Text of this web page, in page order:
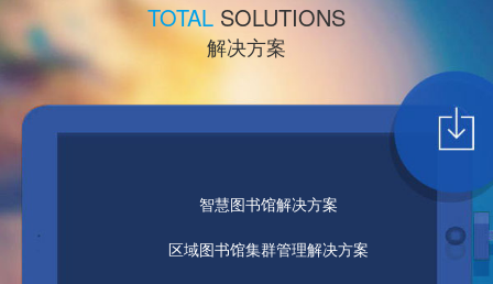
TOTAL SOLUTIONS
解决方案
智慧图书馆解决方案
区域图书馆集群管理解决方案